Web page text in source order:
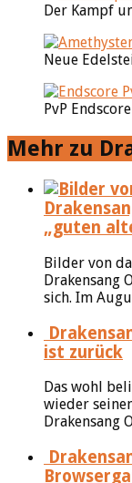
Der Kampf
Neue
PvP Endscore
Mehr zu
„guten
Bilder von
Drakensang
sich. Im
ist zurück
Das wohl
wieder
Drakensang